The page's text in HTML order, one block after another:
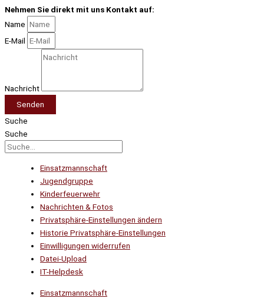
Nehmen Sie direkt mit uns Kontakt auf:
Name
E-Mail
Nachricht
Senden
Suche
Suche
Einsatzmannschaft
Jugendgruppe
Kinderfeuerwehr
Nachrichten & Fotos
Privatsphäre-Einstellungen ändern
Historie Privatsphäre-Einstellungen
Einwilligungen widerrufen
Datei-Upload
IT-Helpdesk
Einsatzmannschaft